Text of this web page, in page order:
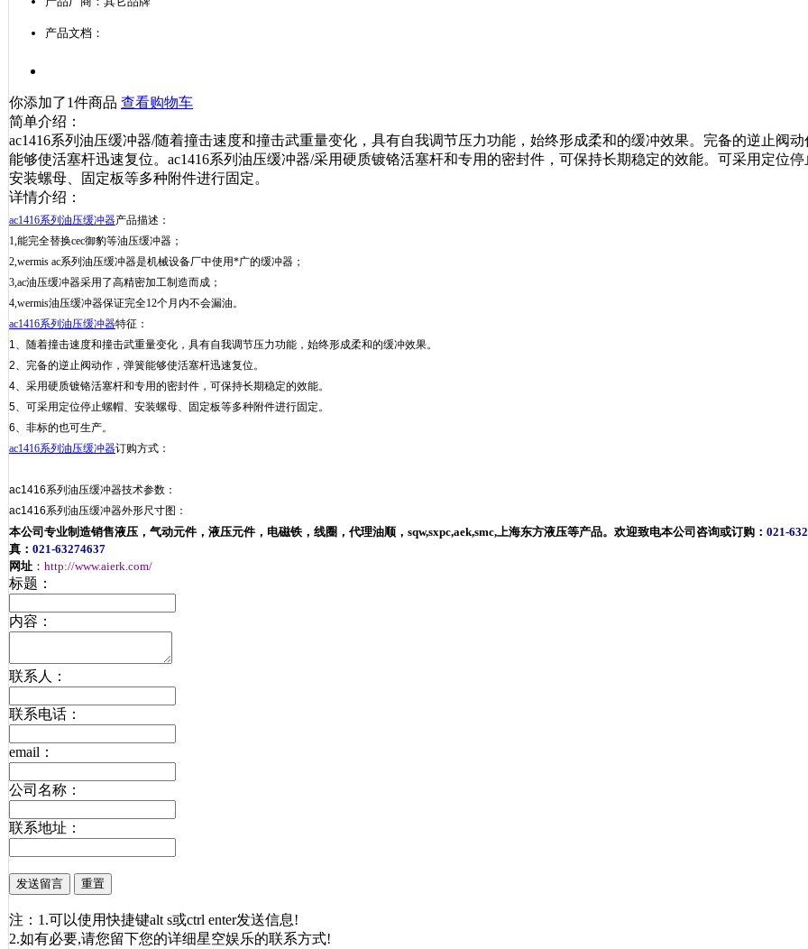
产品文档：
你添加了1件商品 查看购物车
简单介绍：
ac1416系列油压缓冲器/随着撞击速度和撞击武重量变化，具有自我调节压力功能，始终形成柔和的缓冲效果。完备的逆止阀
能够使活塞杆迅速复位。ac1416系列油压缓冲器/采用硬质镀铬活塞杆和专用的密封件，可保持长期稳定的效能。可采用定位
安装螺母、固定板等多种附件进行固定。
详情介绍：
ac1416系列油压缓冲器产品描述：
1,能完全替换cec御豹等油压缓冲器；
2,wermis ac系列油压缓冲器是机械设备厂中使用*广的缓冲器；
3,ac油压缓冲器采用了高精密加工制造而成；
4,wermis油压缓冲器保证完全12个月内不会漏油。
ac1416系列油压缓冲器特征：
1、随着撞击速度和撞击武重量变化，具有自我调节压力功能，始终形成柔和的缓冲效果。
2、完备的逆止阀动作，弹簧能够使活塞杆迅速复位。
4、采用硬质镀铬活塞杆和专用的密封件，可保持长期稳定的效能。
5、可采用定位停止螺帽、安装螺母、固定板等多种附件进行固定。
6、非标的也可生产。
ac1416系列油压缓冲器订购方式：
ac1416系列油压缓冲器技术参数：
ac1416系列油压缓冲器外形尺寸图：
本公司专业制造销售液压，气动元件，液压元件，电磁铁，线圈，代理油顺，sqw,sxpc,aek,smc,上海东方液压等产品。欢迎致电本公司咨询或订购： 021-
真： 021-63274637
网址 ： http://www.aierk.com/
标题：
内容：
联系人：
联系电话：
email：
公司名称：
联系地址：
注：1.可以使用快捷键alt s或ctrl enter发送信息!
2.如有必要,请您留下您的详细星空娱乐的联系方式!